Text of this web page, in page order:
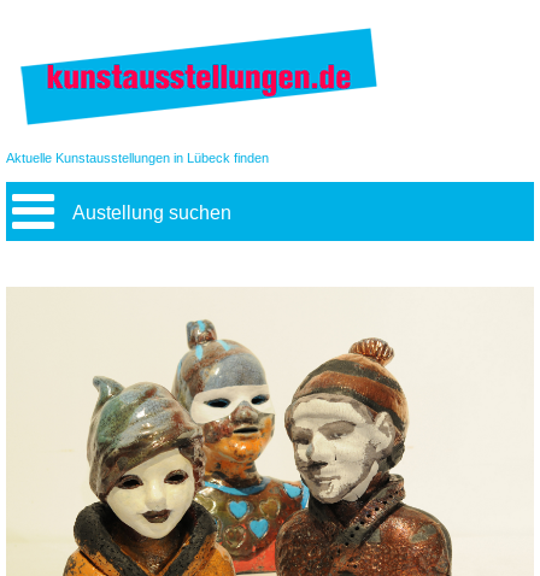
Aktuelle Kunstausstellungen in Lübeck finden
Austellung suchen